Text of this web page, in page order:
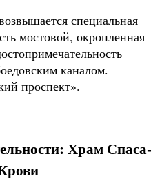
специальная
мостовой, окропленная
каналом.
проспект».
Храм Спаса-